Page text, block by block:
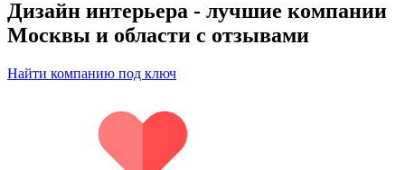
Дизайн интерьера - лучшие компании
Москвы и области с отзывами
Найти компанию под ключ